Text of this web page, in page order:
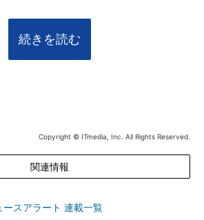
続きを読む
Copyright © ITmedia, Inc. All Rights Reserved.
関連情報
ースアラート 連載一覧